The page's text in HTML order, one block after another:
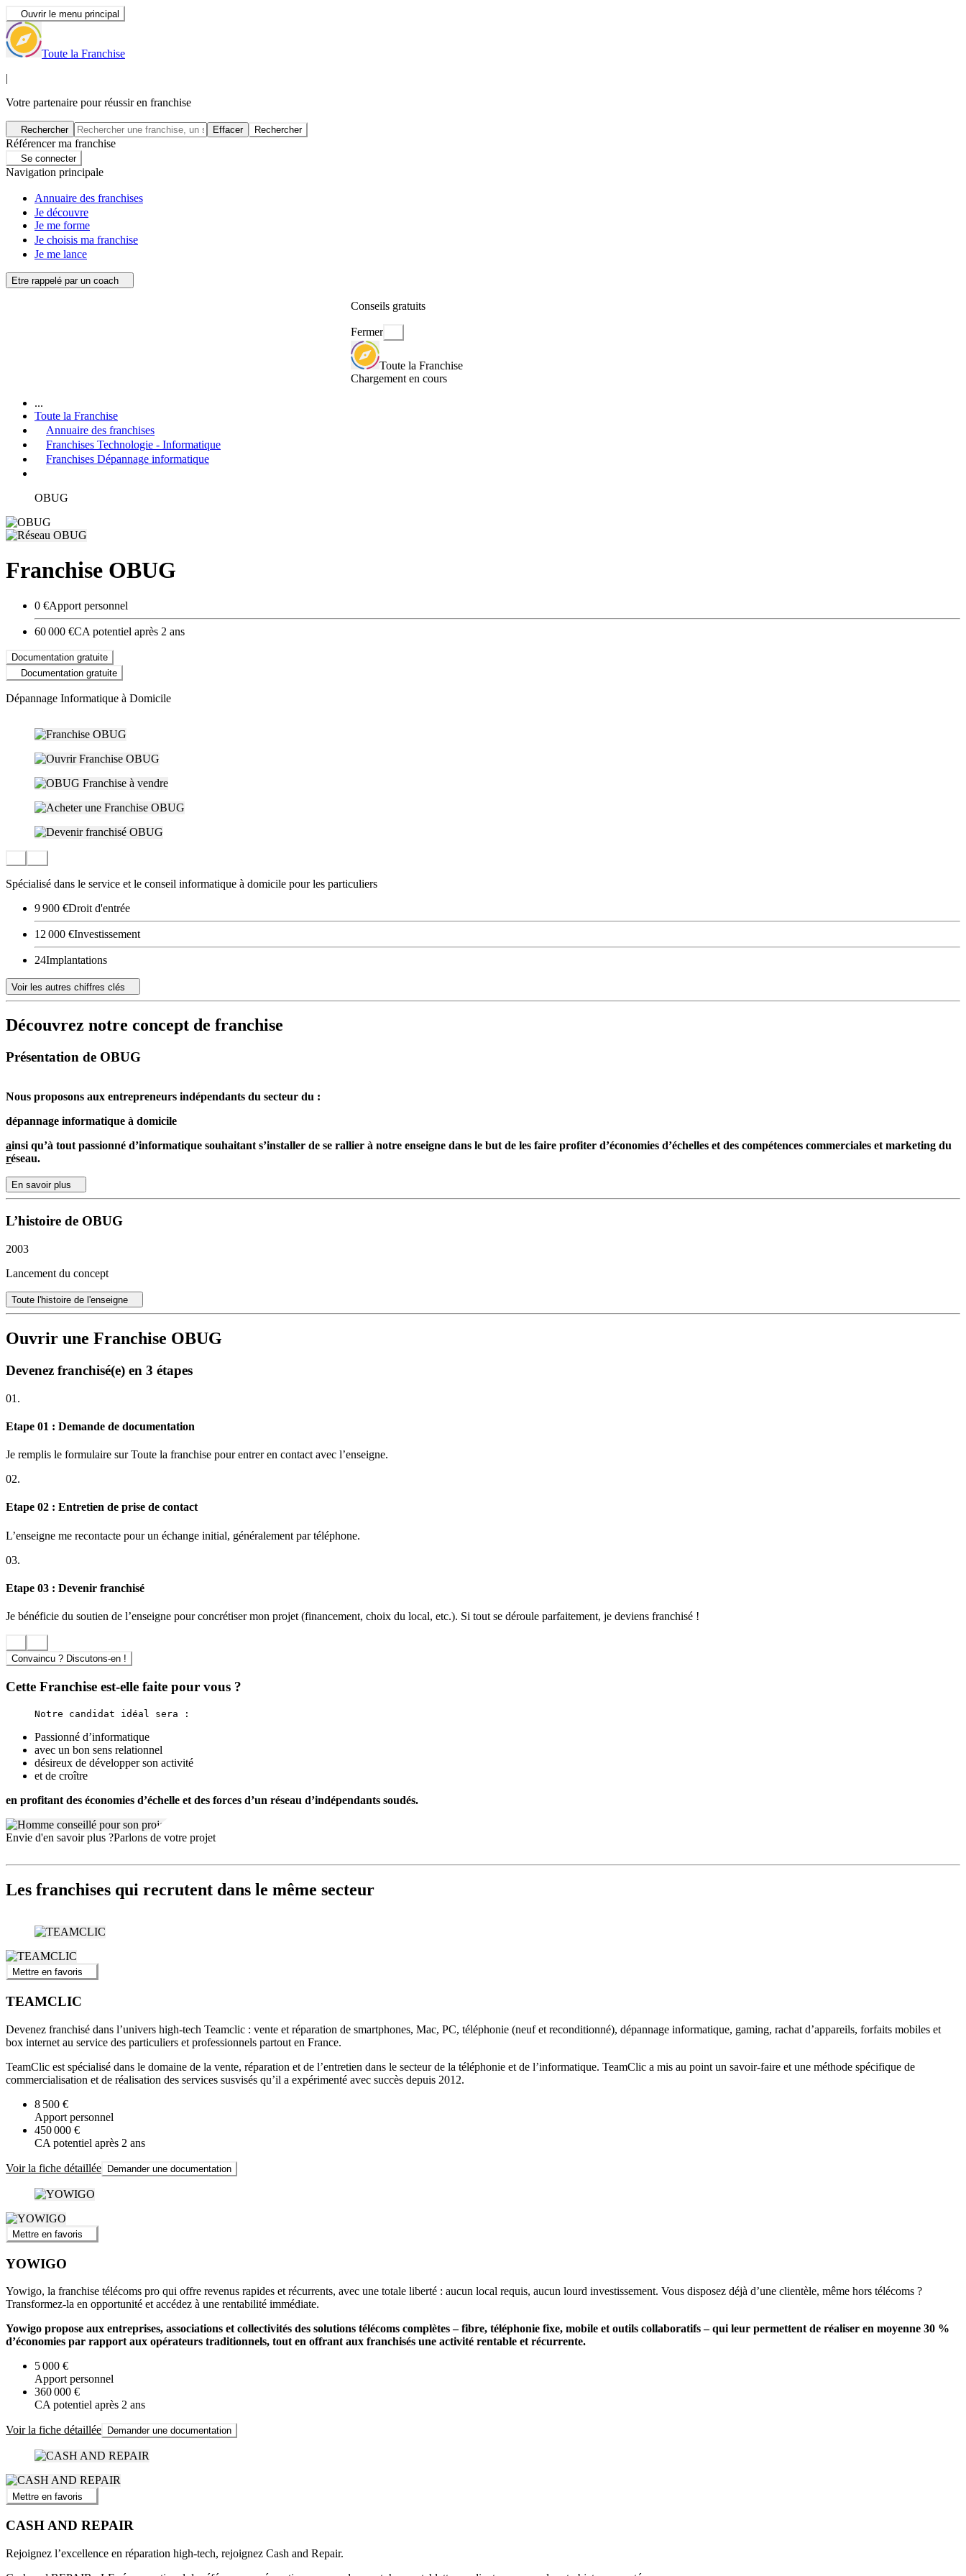
Ouvrir le menu principal
Toute la Franchise
|
Votre partenaire pour réussir en franchise
Rechercher Effacer Rechercher
Référencer ma franchise
Se connecter
Navigation principale
Annuaire des franchises
Je découvre
Je me forme
Je choisis ma franchise
Je me lance
Etre rappelé par un coach
Conseils gratuits
Fermer
Toute la Franchise
Chargement en cours
...
Toute la Franchise
Annuaire des franchises
Franchises Technologie - Informatique
Franchises Dépannage informatique
OBUG
Franchise OBUG
0 €Apport personnel
60 000 €CA potentiel après 2 ans
Documentation gratuite
Documentation gratuite
Dépannage Informatique à Domicile
Spécialisé dans le service et le conseil informatique à domicile pour les particuliers
9 900 €Droit d'entrée
12 000 €Investissement
24Implantations
Voir les autres chiffres clés
Découvrez notre concept de franchise
Présentation de OBUG
Nous proposons aux entrepreneurs indépendants du secteur du :
dépannage informatique à domicile
ainsi qu’à tout passionné d’informatique souhaitant s’installer de se rallier à notre enseigne dans le but de les faire profiter d’économies d’échelles et des compétences commerciales et marketing du
réseau.
OBUG
c’est :
_
_
En savoir plus
L’histoire de OBUG
2003
Lancement du concept
Toute l'histoire de l'enseigne
Ouvrir une Franchise OBUG
Devenez franchisé(e) en 3 étapes
01.
Etape 01 : Demande de documentation
Je remplis le formulaire sur Toute la franchise pour entrer en contact avec l’enseigne.
02.
Etape 02 : Entretien de prise de contact
L’enseigne me recontacte pour un échange initial, généralement par téléphone.
03.
Etape 03 : Devenir franchisé
Je bénéficie du soutien de l’enseigne pour concrétiser mon projet (financement, choix du local, etc.). Si tout se déroule parfaitement, je deviens franchisé !
Convaincu ? Discutons-en !
Cette Franchise est-elle faite pour vous ?
Passionné d’informatique
avec un bon sens relationnel
désireux de développer son activité
et de croître
en profitant des économies d’échelle et des forces d’un réseau d’indépendants soudés.
Envie d'en savoir plus ?Parlons de votre projet
Les franchises qui recrutent dans le même secteur
Mettre en favoris
TEAMCLIC
Devenez franchisé dans l’univers high-tech Teamclic : vente et réparation de smartphones, Mac, PC, téléphonie (neuf et reconditionné), dépannage informatique, gaming, rachat d’appareils, forfaits mobiles et
box internet au service des particuliers et professionnels partout en France.
TeamClic est spécialisé dans le domaine de la vente, réparation et de l’entretien dans le secteur de la téléphonie et de l’informatique. TeamClic a mis au point un savoir-faire et une méthode spécifique de
commercialisation et de réalisation des services susvisés qu’il a expérimenté avec succès depuis 2012.
8 500 €
Apport personnel
450 000 €
CA potentiel après 2 ans
Voir la fiche détaillée Demander une documentation
Mettre en favoris
YOWIGO
Yowigo, la franchise télécoms pro qui offre revenus rapides et récurrents, avec une totale liberté : aucun local requis, aucun lourd investissement. Vous disposez déjà d’une clientèle, même hors télécoms ?
Transformez-la en opportunité et accédez à une rentabilité immédiate.
Yowigo propose aux entreprises, associations et collectivités des solutions télécoms complètes – fibre, téléphonie fixe, mobile et outils collaboratifs – qui leur permettent de réaliser en moyenne 30 %
d’économies par rapport aux opérateurs traditionnels, tout en offrant aux franchisés une activité rentable et récurrente.
5 000 €
Apport personnel
360 000 €
CA potentiel après 2 ans
Voir la fiche détaillée Demander une documentation
Mettre en favoris
CASH AND REPAIR
Rejoignez l’excellence en réparation high-tech, rejoignez Cash and Repair.